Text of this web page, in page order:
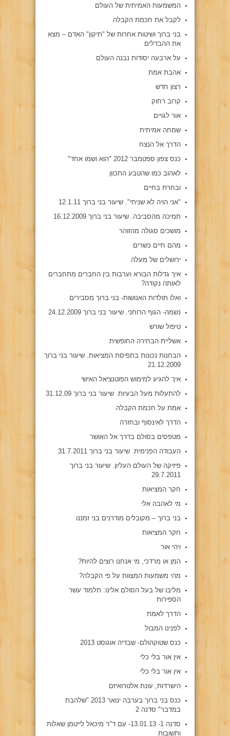
המשמעות האמיתית של העולם
לקבל את חכמת הקבלה
בני ברוך ושיטות אחרות של "תיקון" האדם – מצא
את ההבדלים
על ארבעה יסודות נבנה העולם
אהבת אמת
רצון חדש
קרוב רחוק
אור לגויים
שמחה אמיתית
הדרך אל הנצח
כנס צפון ספטמבר 2012 "הוא ושמו אחד"
לאהוב כמו שהטבע התכוון
ובחרת בחיים
"אני הויה לא שניתי". שיעור בני ברוך 12.1.11
תמיכה מהסביבה. שיעור בני ברוך 16.12.2009
מושכים סגולה מהזוהר
מהם חיים כשרים
ירושלים של מעלה
איך גדלות הבורא וערבות בין החברים מתחברים
לאותה נקודה?
ואלו תולדות האנושות- בני ברוך מסבירים
נשמה- הגוף הרוחני. שיעור בני ברוך 24.12.2009
טיפול שורש
אשליית הבחירה החופשית
הבחנות נכונות בתפיסת המציאות. שיעור בני ברוך
21.12.2009
איך להגיע למימוש הפוטנציאל האישי
להתעלות מעל הבעיות. שיעור בני ברוך 31.12.09
אמת על חכמת הקבלה
הדרך לאינסוף ובחזרה
מטפסים בסולם בדרך אל האושר
העבודה הפנימית. שיעור בני ברוך 31.7.2011
פיזיקה של העולם העליון. שיעור בני ברוך
29.7.2011
חקר המציאות
מי לאהבה אלי
בני ברוך – מקובלים מודרנים בני זמננו
חקר המציאות
ויהי אור
המן או מרדכי, מי אנחנו רוצים להיות?
מהי משמעות המצוות על פי הקבלה?
מליבו של בעל הסולם אלינו: תלמוד עשר
הספירות
הדרך לאמת
לפנינו המבול
כנס שטוקהולם- שבדיה אוגוסט 2013
אין אור בלי כלי
אין אור בלי כלי
הישרדות, עונת אלטרואיזם
כנס בני ברוך בערבה ינואר 2013 "שלהבת
במדבר" סדנה 2
סדנה 1- 13.01.13- עם ד"ר מיכאל לייטמן שאלות
ותשובות